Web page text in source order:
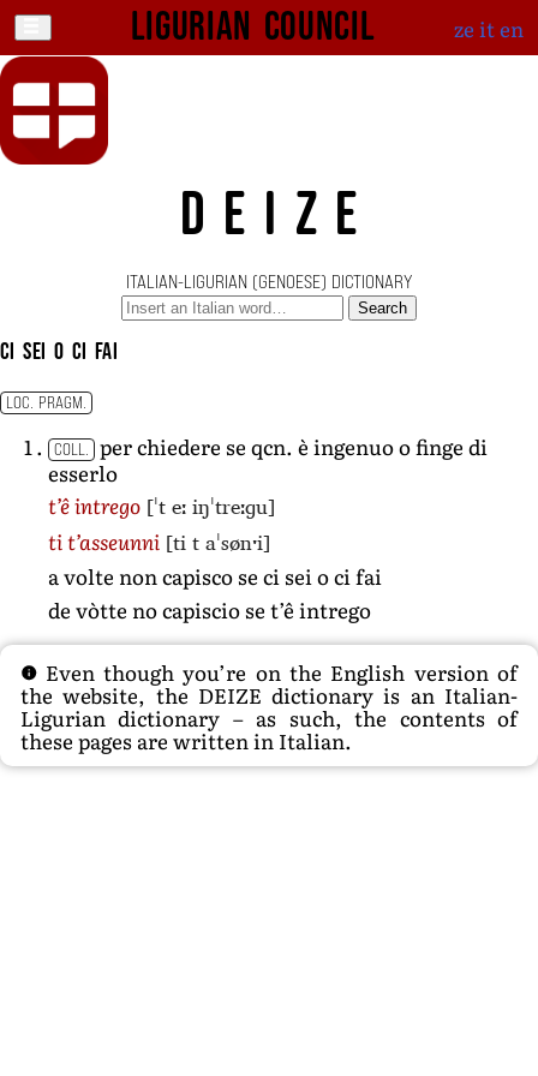
Ligurian Council ze iten
DEIZE
ITALIAN-LIGURIAN (GENOESE) DICTIONARY
Search
ci sei o ci fai
LOC. PRAGM.
COLL.
per chiedere se qcn. è ingenuo o finge di
esserlo
t’ê intrego [ˈt eː iŋˈtreːɡu]
ti t’asseunni [ti t aˈsønˑi]
a volte non capisco se ci sei o ci fai
de vòtte no capiscio se t’ê intrego
Even though you’re on the English version of
the website, the DEIZE dictionary is an Italian-
Ligurian dictionary – as such, the contents of
these pages are written in Italian.